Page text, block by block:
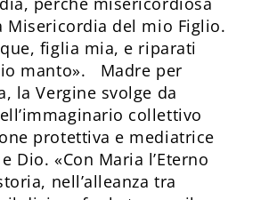
Misericordia del mio Figlio.
figlia mia, e riparati
manto». Madre per
la Vergine svolge da
collettivo
protettiva e mediatrice
Dio. «Con Maria l’Eterno
nell’alleanza tra